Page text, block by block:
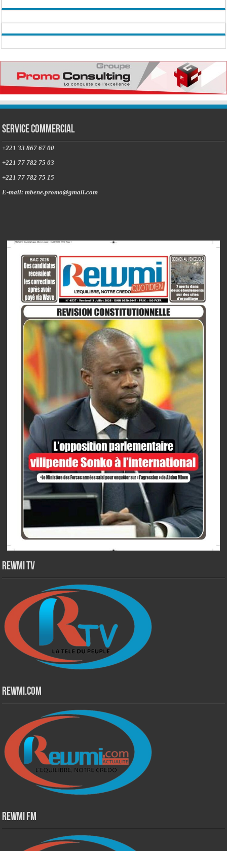
Service commercial
+221 33 867 67 00
+221 77 782 75 03
+221 77 782 75 15
E-mail: mbene.promo@gmail.com
Rewmi TV
Rewmi.Com
Rewmi Fm